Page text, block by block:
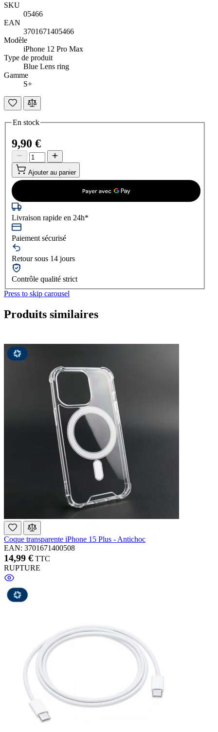
SKU
05466
EAN
3701671405466
Modèle
iPhone 12 Pro Max
Type de produit
Blue Lens ring
Gamme
S+
En stock
9,90 €
Ajouter au panier
Livraison rapide en 24h*
Paiement sécurisé
Retour sous 14 jours
Contrôle qualité strict
Press to skip carousel
Produits similaires
Coque transparente iPhone 15 Plus - Antichoc
EAN: 3701671400508
14,99 € TTC
RUPTURE